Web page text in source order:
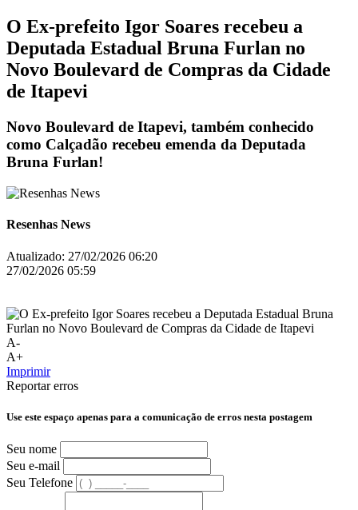
O Ex-prefeito Igor Soares recebeu a
Deputada Estadual Bruna Furlan no
Novo Boulevard de Compras da Cidade
de Itapevi
Novo Boulevard de Itapevi, também conhecido
como Calçadão recebeu emenda da Deputada
Bruna Furlan!
Resenhas News
Atualizado: 27/02/2026 06:20
27/02/2026 05:59
A-
A+
Imprimir
Reportar erros
Use este espaço apenas para a comunicação de erros nesta postagem
Seu nome
Seu e-mail
Seu Telefone